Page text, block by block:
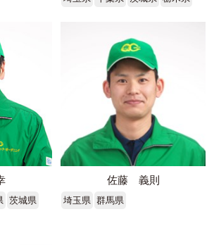
茨城県
佐藤 義則
埼玉県 群馬県